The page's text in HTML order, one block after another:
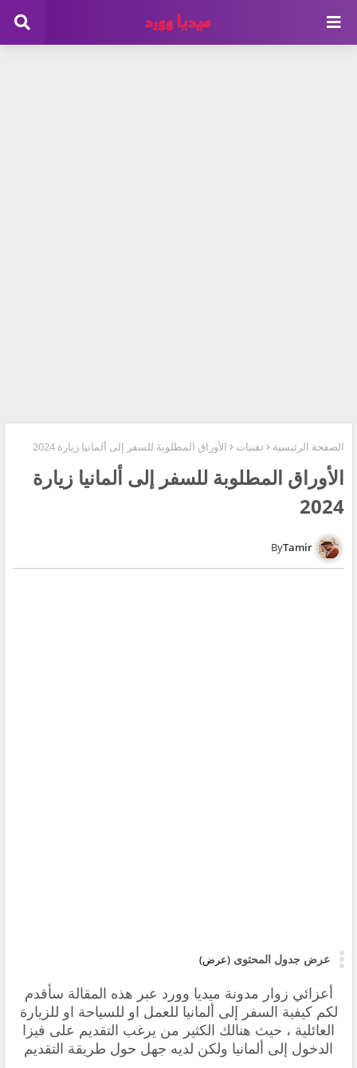
الصفحة الرئيسية تقنيات الأوراق المطلوبة للسفر إلى ألمانيا زيارة 2024
الأوراق المطلوبة للسفر إلى ألمانيا زيارة
2024
Tamir
عرض جدول المحتوى (عرض)
أعزائي زوار مدونة ميديا وورد عبر هذه المقالة سأقدم
لكم كيفية السفر إلى ألمانيا للعمل او للسياحة او للزيارة
العائلية ، حيث هنالك الكثير من يرغب التقديم على فيزا
الدخول إلى ألمانيا ولكن لديه جهل حول طريقة التقديم